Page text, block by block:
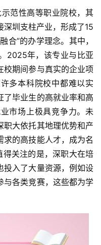
圳支柱产业，形成了15
合”的办学理念。其中，
2025年，该专业与比亚
校期间参与真实的企业项
多本科院校中都难以实
了毕业生的高就业率和高
市场上极具竞争力。未
职大依托其地理优势和产
求的高技能人才，成为名
得关注的是，深职大在培
投入了大量资源，例如设
与各类竞赛，这些都为学